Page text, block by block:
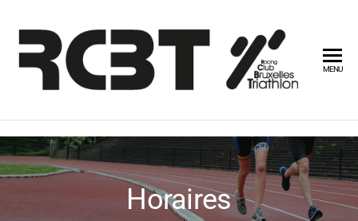
MENU
Horaires